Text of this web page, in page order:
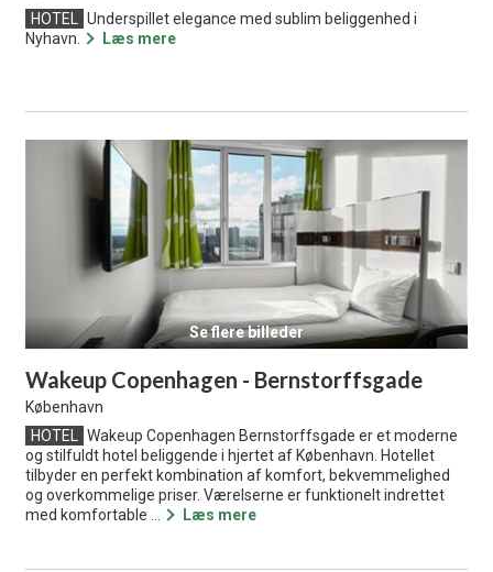
HOTEL
Underspillet elegance med sublim beliggenhed i
Nyhavn.
Læs mere
Wakeup Copenhagen - Bernstorffsgade
København
HOTEL
Wakeup Copenhagen Bernstorffsgade er et moderne
og stilfuldt hotel beliggende i hjertet af København. Hotellet
tilbyder en perfekt kombination af komfort, bekvemmelighed
og overkommelige priser. Værelserne er funktionelt indrettet
med komfortable ...
Læs mere
Se flere billeder